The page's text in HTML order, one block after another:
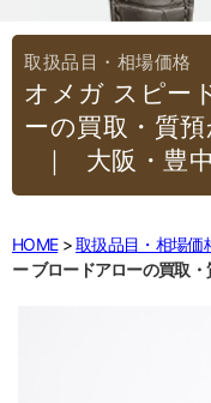
オメガ スピー
ーの買取・質預
｜大阪・
HOME 取扱品目・相場価
ー ブロードアローの買取・